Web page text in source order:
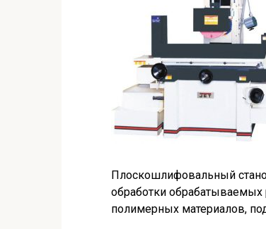
Плоскошлифовальный
обработки
полимерных материалов,